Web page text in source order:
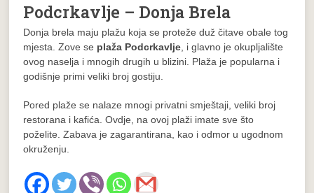
Podcrkavlje – Donja Brela
Donja brela maju plažu koja se proteže duž čitave obale tog
mjesta. Zove se plaža Podcrkavlje , i glavno je okupljalište
ovog naselja i mnogih drugih u blizini. Plaža je popularna i
godišnje primi veliki broj gostiju.
Pored plaže se nalaze mnogi privatni smještaji, veliki broj
restorana i kafića. Ovdje, na ovoj plaži imate sve što
poželite. Zabava je zagarantirana, kao i odmor u ugodnom
okruženju.